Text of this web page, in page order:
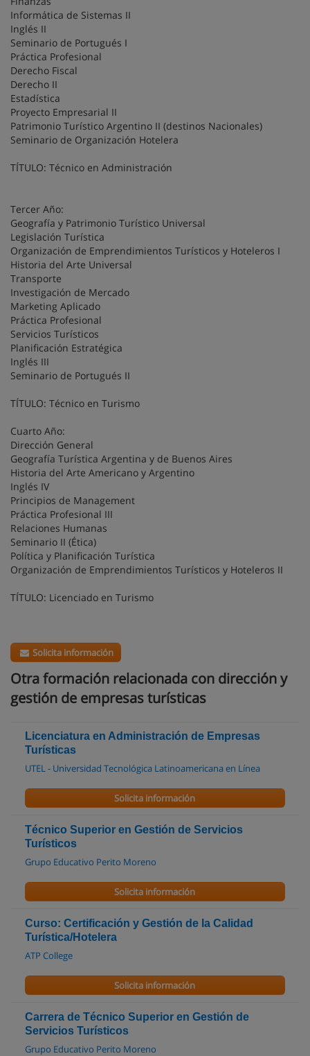
Informática de Sistemas II
Inglés II
Seminario de Portugués I
Práctica Profesional
Derecho Fiscal
Derecho II
Estadística
Proyecto Empresarial II
Patrimonio Turístico Argentino II (destinos Nacionales)
Seminario de Organización Hotelera
TÍTULO: Técnico en Administración
Tercer Año:
Geografía y Patrimonio Turístico Universal
Legislación Turística
Organización de Emprendimientos Turísticos y Hoteleros I
Historia del Arte Universal
Transporte
Investigación de Mercado
Marketing Aplicado
Práctica Profesional
Servicios Turísticos
Planificación Estratégica
Inglés III
Seminario de Portugués II
TÍTULO: Técnico en Turismo
Cuarto Año:
Dirección General
Geografía Turística Argentina y de Buenos Aires
Historia del Arte Americano y Argentino
Inglés IV
Principios de Management
Práctica Profesional III
Relaciones Humanas
Seminario II (Ética)
Política y Planificación Turística
Organización de Emprendimientos Turísticos y Hoteleros II
TÍTULO: Licenciado en Turismo
Solicita información
Otra formación relacionada con dirección y
gestión de empresas turísticas
Licenciatura en Administración de Empresas
Turísticas
UTEL - Universidad Tecnológica Latinoamericana en Línea
Solicita información
Técnico Superior en Gestión de Servicios
Turísticos
Grupo Educativo Perito Moreno
Solicita información
Curso: Certificación y Gestión de la Calidad
Turística/Hotelera
ATP College
Solicita información
Carrera de Técnico Superior en Gestión de
Servicios Turísticos
Grupo Educativo Perito Moreno